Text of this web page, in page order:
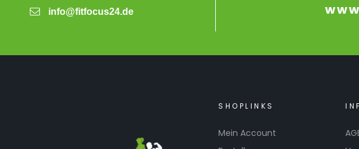
info@fitfocus24.de
SHOPLINKS
Mein Account